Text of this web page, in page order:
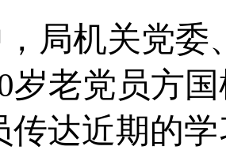
局机关党委
岁老党员方
传达近期的